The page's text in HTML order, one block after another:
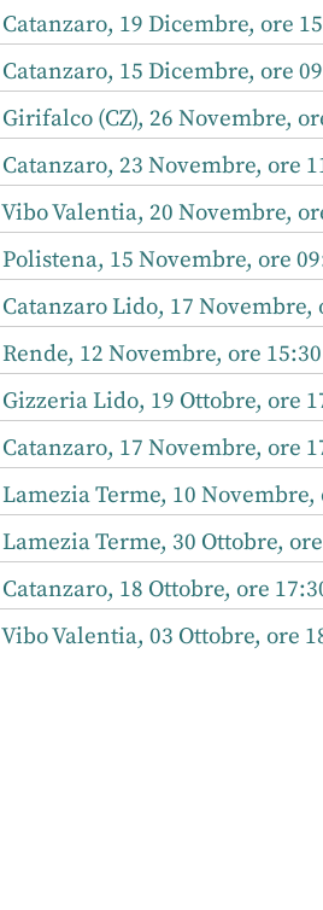
Catanzaro, 19 Dicembre, ore
Catanzaro, 15 Dicembre, ore
Girifalco (CZ), 26 Novembre,
Catanzaro, 23 Novembre, ore
Vibo Valentia, 20 Novembre,
Polistena, 15 Novembre, ore
Catanzaro Lido, 17 Novembre,
Rende, 12 Novembre, ore 15:30
Gizzeria Lido, 19 Ottobre, ore
Catanzaro, 17 Novembre, ore
Lamezia Terme, 10 Novembre,
Lamezia Terme, 30 Ottobre,
Catanzaro, 18 Ottobre, ore
Vibo Valentia, 03 Ottobre, ore